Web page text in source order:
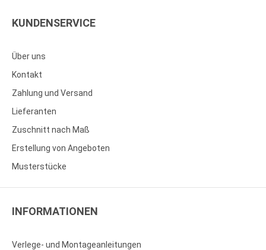
KUNDENSERVICE
Über uns
Kontakt
Zahlung und Versand
Lieferanten
Zuschnitt nach Maß
Erstellung von Angeboten
Musterstücke
INFORMATIONEN
Verlege- und Montageanleitungen